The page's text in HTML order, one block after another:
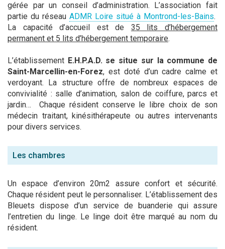
gérée par un conseil d’administration. L’association fait
partie du réseau ADMR Loire situé à Montrond-les-Bains.
La capacité d’accueil est de 35 lits d’hébergement
permanent et 5 lits d’hébergement temporaire.
L’établissement E.H.P.A.D. se situe sur la commune de
Saint-Marcellin-en-Forez, est doté d’un cadre calme et
verdoyant. La structure offre de nombreux espaces de
convivialité : salle d’animation, salon de coiffure, parcs et
jardin… Chaque résident conserve le libre choix de son
médecin traitant, kinésithérapeute ou autres intervenants
pour divers services.
Les chambres
Un espace d’environ 20m2 assure confort et sécurité.
Chaque résident peut le personnaliser. L’établissement des
Bleuets dispose d’un service de buanderie qui assure
l’entretien du linge. Le linge doit être marqué au nom du
résident.